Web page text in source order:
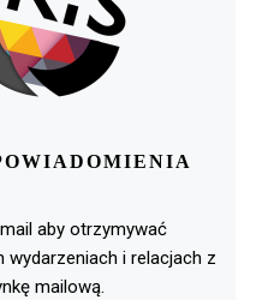
aby otrzymywać
i relacjach z
mailową.